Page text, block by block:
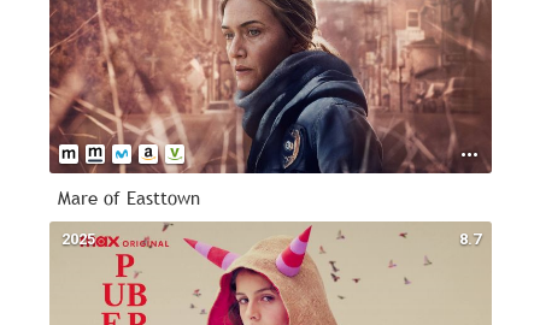
Mare of Easttown
8.7
2025